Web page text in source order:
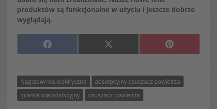
produktów są funkcjonalne w użyciu i jeszcze dobrze
wyglądają.
SHARE
F
A
O
O
K
SHARE
X
(
T
T
E
R
)
SHARE
P
I
R
E
S
Nagrzewnica elektryczna
adsorpcyjny osuszacz powietrza
miernik wielofunkcyjny
osuszacz powietrza